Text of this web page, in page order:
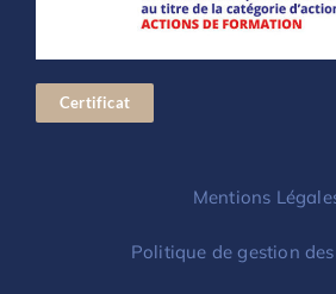
Certificat
Mentions
Politique de gestion